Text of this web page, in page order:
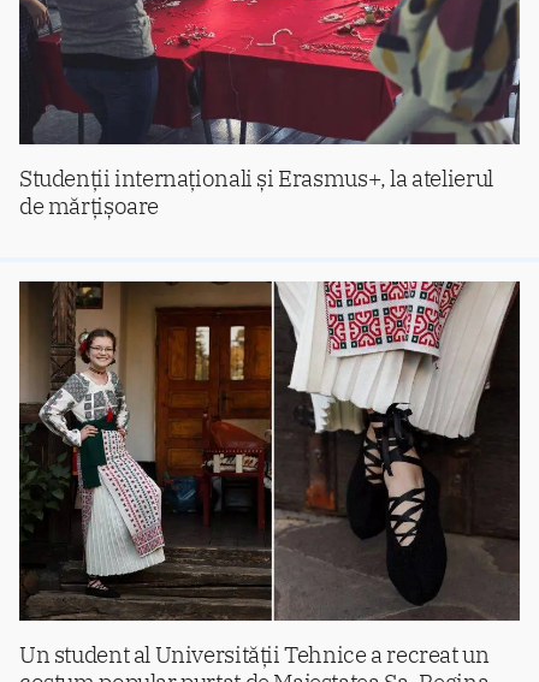
Studenții internaționali și Erasmus+, la atelierul
de mărțișoare
Un student al Universității Tehnice a recreat un